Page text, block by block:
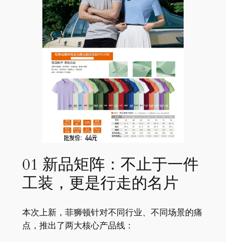
01 新品矩阵：不止于一件
工装，更是行走的名片
本次上新，菲狮顿针对不同行业、不同场景的痛
点，推出了两大核心产品线：